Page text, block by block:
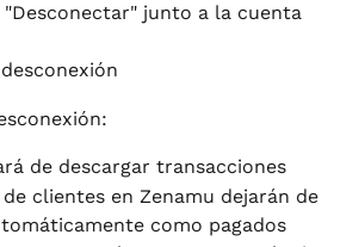
"Desconectar" junto a la cuenta
de descargar transacciones
clientes en Zenamu dejarán de
como pagados